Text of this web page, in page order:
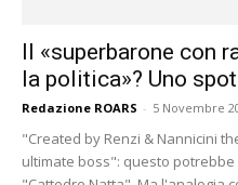
Il «superbarone con
la politica»? Uno spot
Redazione ROARS - 5 Novembre
"Created by Renzi & Nannicini
ultimate boss": questo